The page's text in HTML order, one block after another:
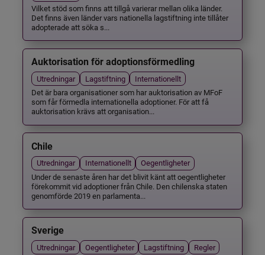
Vilket stöd som finns att tillgå varierar mellan olika länder.
Det finns även länder vars nationella lagstiftning inte tillåter
adopterade att söka s...
Auktorisation för adoptionsförmedling
Utredningar Lagstiftning
Internationellt
Det är bara organisationer som har auktorisation av MFoF
som får förmedla internationella adoptioner. För att få
auktorisation krävs att organisation...
Chile
Utredningar Internationellt
Oegentligheter
Under de senaste åren har det blivit känt att oegentligheter
förekommit vid adoptioner från Chile. Den chilenska staten
genomförde 2019 en parlamenta...
Sverige
Utredningar Oegentligheter Lagstiftning
Regler